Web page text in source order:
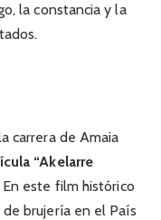
la constancia y la
carrera de Amaia
“Akelarre
este film histórico
brujería en el País